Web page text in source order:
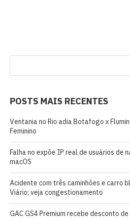
POSTS MAIS RECENTES
Ventania no Rio adia Botafogo x
Feminino
Falha no expõe IP real de usuários de
macOS
Acidente com três caminhões e carro
Viário; veja congestionamento
GAC GS4 Premium recebe desconto